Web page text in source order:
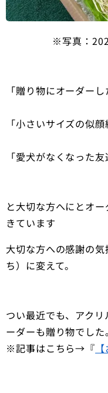
※写真：
「贈り物にオーダーし
「小さいサイズの似
「愛犬がなくなった
と大切な方へにとオ
きています💖
大切な方への感謝の
ち）に変えて。
つい最近でも、アク
ーダーも贈り物でした。
※記事はこちら→『